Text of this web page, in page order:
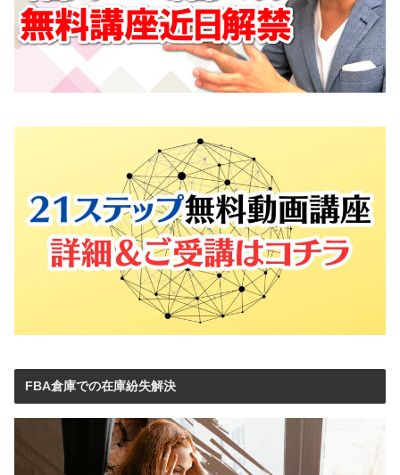
FBA倉庫での在庫紛失解決